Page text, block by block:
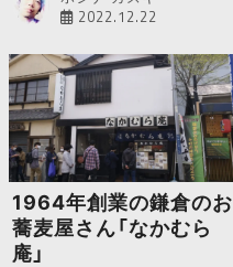
2022.12.22
1964年創業の鎌倉のお
蕎麦屋さん「なかむら
庵」